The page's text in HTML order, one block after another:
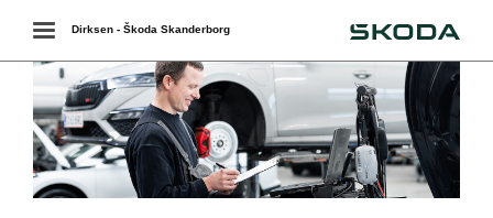
Toggle
navigation
Dirksen - Škoda Skanderborg